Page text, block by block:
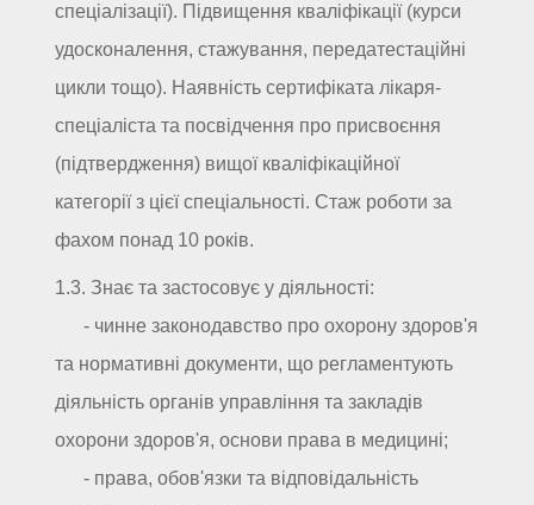
спеціалізації). Підвищення кваліфікації (курси
удосконалення, стажування, передатестаційні
цикли тощо). Наявність сертифіката лікаря-
спеціаліста та посвідчення про присвоєння
(підтвердження) вищої кваліфікаційної
категорії з цієї спеціальності. Стаж роботи за
фахом понад 10 років.
1.3. Знає та застосовує у діяльності:
- чинне законодавство про охорону здоров'я
та нормативні документи, що регламентують
діяльність органів управління та закладів
охорони здоров'я, основи права в медицині;
- права, обов'язки та відповідальність